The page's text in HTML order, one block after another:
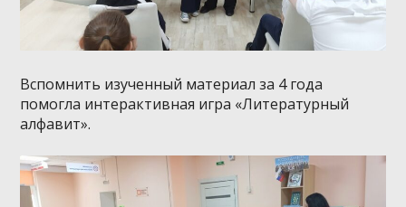
Вспомнить изученный материал за 4 года
помогла интерактивная игра «Литературный
алфавит».